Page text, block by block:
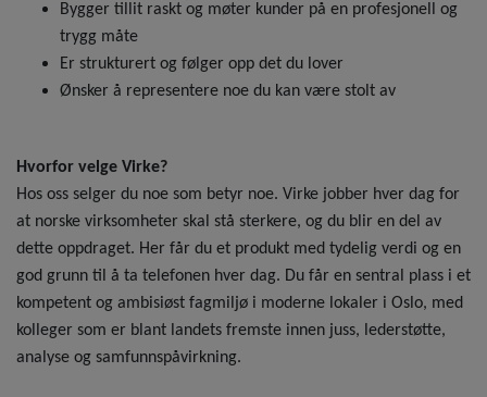
Bygger tillit raskt og møter kunder på en profesjonell og
trygg måte
Er strukturert og følger opp det du lover
Ønsker å representere noe du kan være stolt av
Hvorfor velge Virke?
Hos oss selger du noe som betyr noe. Virke jobber hver dag for
at norske virksomheter skal stå sterkere, og du blir en del av
dette oppdraget. Her får du et produkt med tydelig verdi og en
god grunn til å ta telefonen hver dag. Du får en sentral plass i et
kompetent og ambisiøst fagmiljø i moderne lokaler i Oslo, med
kolleger som er blant landets fremste innen juss, lederstøtte,
analyse og samfunnspåvirkning.